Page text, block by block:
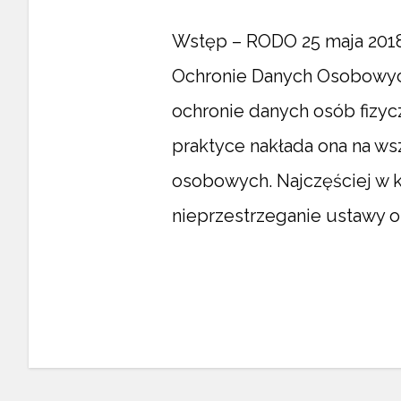
Wstęp – RODO 25 maja
Ochronie Danych
ochronie danych osób
praktyce nakłada ona na
osobowych. Najczęściej w
nieprzestrzeganie ustawy